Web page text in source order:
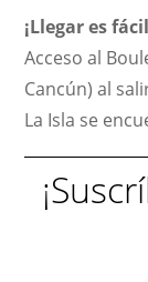
¡Llegar es
Acceso al
Cancún) al
La Isla se